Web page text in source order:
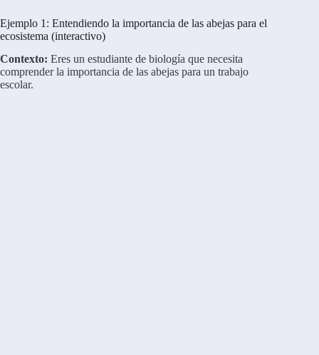
Ejemplo 1: Entendiendo la importancia de las abejas para el
ecosistema (interactivo)
Contexto: Eres un estudiante de biología que necesita
comprender la importancia de las abejas para un trabajo
escolar.